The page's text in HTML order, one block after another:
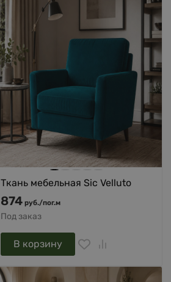
Ткань мебельная Sic Velluto
874 руб./пог.м
Под заказ
В корзину